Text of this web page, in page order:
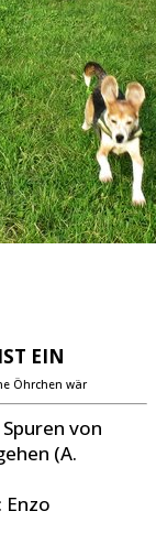
EIN
Öhrchen wär
von
(A.
Enzo